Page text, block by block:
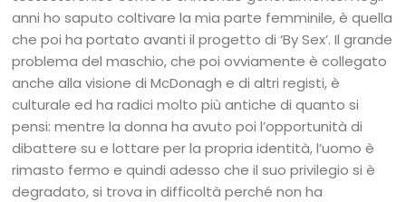
anni ho saputo coltivare la mia parte femminile, è quella
che poi ha portato avanti il progetto di ‘By Sex’. Il grande
problema del maschio, che poi ovviamente è collegato
anche alla visione di McDonagh e di altri registi, è
culturale ed ha radici molto più antiche di quanto si
pensi: mentre la donna ha avuto poi l’opportunità di
dibattere su e lottare per la propria identità, l’uomo è
rimasto fermo e quindi adesso che il suo privilegio si è
degradato, si trova in difficoltà perché non ha